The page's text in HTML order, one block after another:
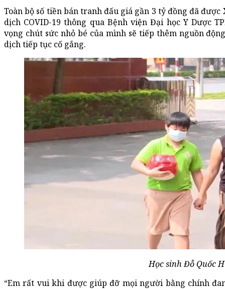
Toàn bộ số tiền bán tranh đấu giá gần 3 tỷ đồng đã được
dịch COVID-19 thông qua Bệnh viện Đại học Y Dược
vọng chút sức nhỏ bé của mình sẽ tiếp thêm nguồn
dịch tiếp tục cố gắng.
Học sinh Đỗ Quốc
“Em rất vui khi được giúp đỡ mọi người bằng chính